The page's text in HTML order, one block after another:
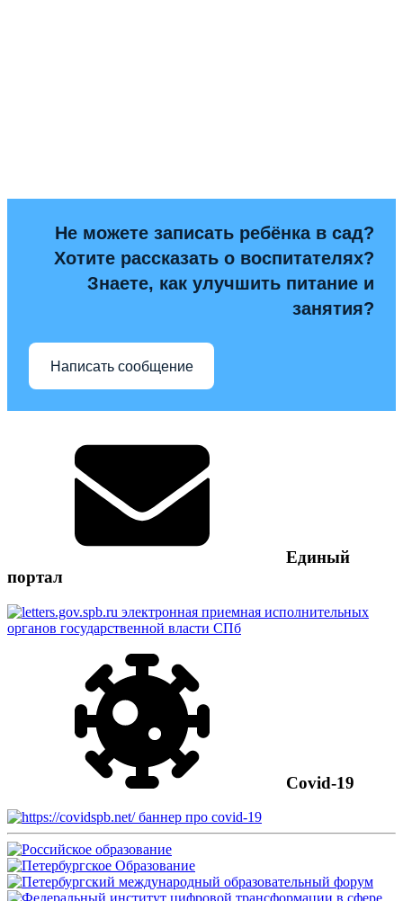
Не можете записать ребёнка в сад?
Хотите рассказать о воспитателях?
Знаете, как улучшить питание и
занятия?
Написать сообщение
Единый
портал
Covid-19